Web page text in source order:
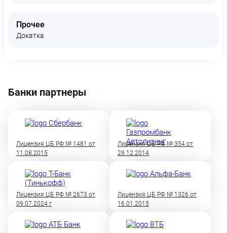
Прочее
Докатка
Банки партнеры
Лицензия ЦБ РФ № 1481 от
11.08.2015
Лицензия ЦБ РФ № 354 от
29.12.2014
Лицензия ЦБ РФ № 2673 от
09.07.2024 г
Лицензия ЦБ РФ № 1326 от
16.01.2015